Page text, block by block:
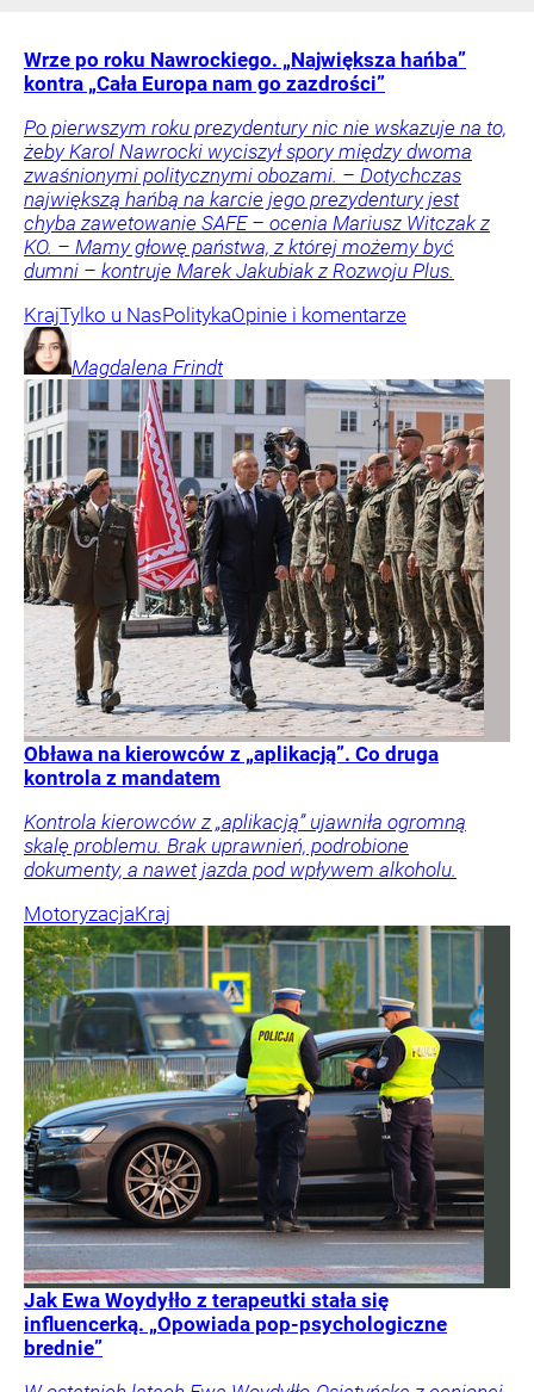
Wrze po roku Nawrockiego. „Największa hańba”
kontra „Cała Europa nam go zazdrości”
Po pierwszym roku prezydentury nic nie wskazuje na to,
żeby Karol Nawrocki wyciszył spory między dwoma
zwaśnionymi politycznymi obozami. – Dotychczas
największą hańbą na karcie jego prezydentury jest
chyba zawetowanie SAFE – ocenia Mariusz Witczak z
KO. – Mamy głowę państwa, z której możemy być
dumni – kontruje Marek Jakubiak z Rozwoju Plus.
KrajTylko u NasPolitykaOpinie i komentarze
Magdalena Frindt
Obława na kierowców z „aplikacją”. Co druga
kontrola z mandatem
Kontrola kierowców z „aplikacją” ujawniła ogromną
skalę problemu. Brak uprawnień, podrobione
dokumenty, a nawet jazda pod wpływem alkoholu.
MotoryzacjaKraj
Jak Ewa Woydyłło z terapeutki stała się
influencerką. „Opowiada pop-psychologiczne
brednie”